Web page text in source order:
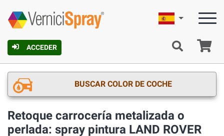
ACCEDER
Español
BUSCAR COLOR DE COCHE
Retoque carrocería metalizada o
perlada: spray pintura LAND ROVER